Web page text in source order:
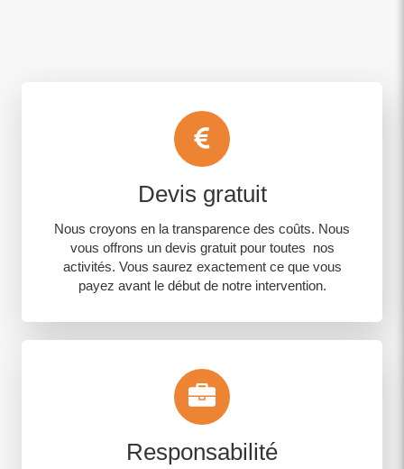
Devis gratuit
Nous croyons en la transparence des coûts. Nous
vous offrons un devis gratuit pour toutes nos
activités. Vous saurez exactement ce que vous
payez avant le début de notre intervention.
Responsabilité